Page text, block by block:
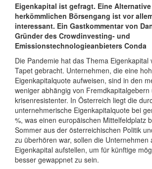
Eigenkapital ist gefragt. Eine
herkömmlichen Börsengang ist vor
interessant. Ein Gastkommentar von
Gründer des Crowdinvesting- und
Emissionstechnologieanbieters Conda
Die Pandemie hat das Thema Eigenkapital
Tapet gebracht. Unternehmen, die eine
Eigenkapitalquote aufweisen, sind in den
weniger abhängig von Fremdkapitalgebern
krisenresistenter. In Österreich liegt die
unternehmerische Eigenkapitalquote bei
%, was einen europäischen Mittelfeldplatz
Sommer aus der österreichischen Politik
zu überhören war, sollen die Unternehmen
Eigenkapital aufstellen, um für künftige
besser gewappnet zu sein.